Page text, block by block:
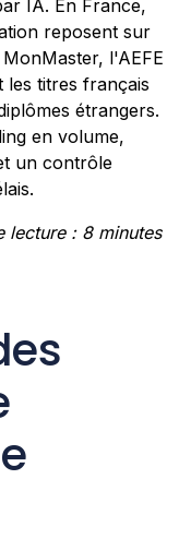
IA. En France,
reposent sur
l'AEFE
les titres français
étrangers.
en volume,
un contrôle
lecture : 8 minutes